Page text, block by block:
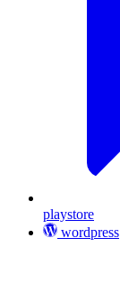
playstore
wordpress